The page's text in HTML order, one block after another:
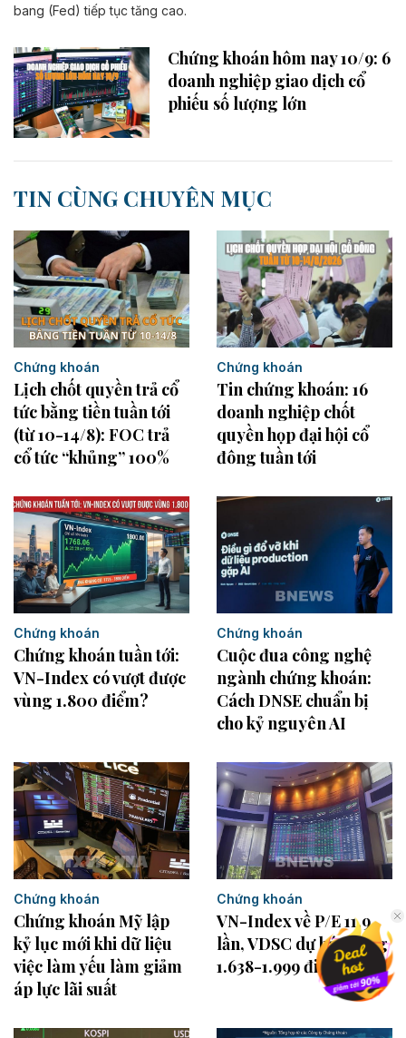
bang (Fed) tiếp tục tăng cao.
Chứng khoán hôm nay 10/9: 6
doanh nghiệp giao dịch cổ
phiếu số lượng lớn
TIN CÙNG CHUYÊN MỤC
Chứng khoán
Lịch chốt quyền trả cổ
tức bằng tiền tuần tới
(từ 10-14/8): FOC trả
cổ tức “khủng” 100%
Chứng khoán
Tin chứng khoán: 16
doanh nghiệp chốt
quyền họp đại hội cổ
đông tuần tới
Chứng khoán
Chứng khoán tuần tới:
VN-Index có vượt được
vùng 1.800 điểm?
Chứng khoán
Cuộc đua công nghệ
ngành chứng khoán:
Cách DNSE chuẩn bị
cho kỷ nguyên AI
Chứng khoán
Chứng khoán Mỹ lập
kỷ lục mới khi dữ liệu
việc làm yếu làm giảm
áp lực lãi suất
Chứng khoán
VN-Index về P/E 11,9
lần, VDSC dự báo vùng
1.638-1.999 điểm